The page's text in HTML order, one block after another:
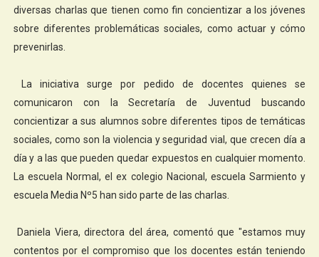
diversas charlas que tienen como fin concientizar a los jóvenes
sobre diferentes problemáticas sociales, como actuar y cómo
prevenirlas.
La iniciativa surge por pedido de docentes quienes se
comunicaron con la Secretaría de Juventud buscando
concientizar a sus alumnos sobre diferentes tipos de temáticas
sociales, como son la violencia y seguridad vial, que crecen día a
día y a las que pueden quedar expuestos en cualquier momento.
La escuela Normal, el ex colegio Nacional, escuela Sarmiento y
escuela Media Nº5 han sido parte de las charlas.
Daniela Viera, directora del área, comentó que "estamos muy
contentos por el compromiso que los docentes están teniendo